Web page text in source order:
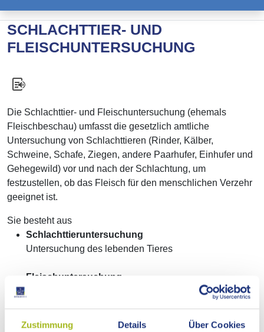
Zustimmung Details Über Cookies
SCHLACHTTIER- UND
FLEISCHUNTERSUCHUNG
Die Schlachttier- und Fleischuntersuchung (ehemals
Fleischbeschau) umfasst die gesetzlich amtliche
Untersuchung von Schlachttieren (Rinder, Kälber,
Schweine, Schafe, Ziegen, andere Paarhufer, Einhufer und
Gehegewild) vor und nach der Schlachtung, um
festzustellen, ob das Fleisch für den menschlichen Verzehr
geeignet ist.
Sie besteht aus
Schlachttieruntersuchung
Untersuchung des lebenden Tieres
Fleischuntersuchung
Hausschlachtungen zwingend für jedes einzelne Tier